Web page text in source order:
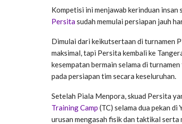
Kompetisi ini menjawab kerinduan
Persitasudah memulai persiapan jauh
Dimulai dari keikutsertaan di turnamen
maksimal, tapi Persita kembali ke
kesempatan bermain selama di
pada persiapan tim secara keseluruhan.
Setelah Piala Menpora, skuad Persita
Training Camp (TC) selama dua pekan
urusan mengasah fisik dan taktikal serta